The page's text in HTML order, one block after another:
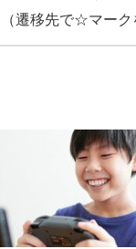
（遷移先で☆マーク